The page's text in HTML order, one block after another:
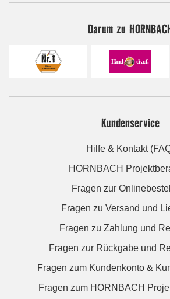
Darum zu
Kundenservice
Hilfe & Kontakt
HORNBACH
Fragen zur
Fragen zu Versand und
Fragen zu Zahlung und
Fragen zur Rückgabe und
Fragen zum Kundenkonto &
Fragen zum HORNBACH